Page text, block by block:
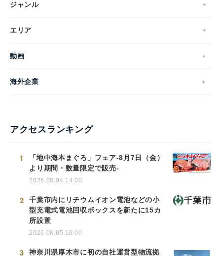
ジャンル
エリア
動画
海外企業
アクセスランキング
1
「地中海本まぐろ」フェア-8月7日（金）
より期間・数量限定で販売-
2026.08.04 14:00
2
千葉市内にリチウムイオン電池などの小
型充電式電池回収ボックスを新たに15カ
所設置
2026.08.05 16:00
3 神奈川県厚木市に初の自社運営型物流拠